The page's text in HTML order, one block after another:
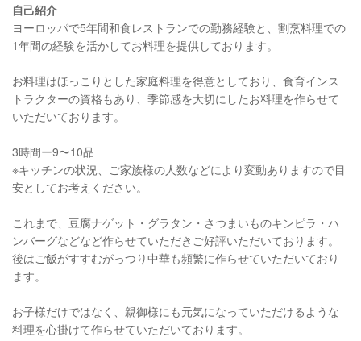
自己紹介
ヨーロッパで5年間和食レストランでの勤務経験と、割烹料理での
1年間の経験を活かしてお料理を提供しております。
お料理はほっこりとした家庭料理を得意としており、食育インス
トラクターの資格もあり、季節感を大切にしたお料理を作らせて
いただいております。
3時間ー9〜10品
※キッチンの状況、ご家族様の人数などにより変動ありますので目
安としてお考えください。
これまで、豆腐ナゲット・グラタン・さつまいものキンピラ・ハ
ンバーグなどなど作らせていただきご好評いただいております。
後はご飯がすすむがっつり中華も頻繁に作らせていただいており
ます。
お子様だけではなく、親御様にも元気になっていただけるような
料理を心掛けて作らせていただいております。